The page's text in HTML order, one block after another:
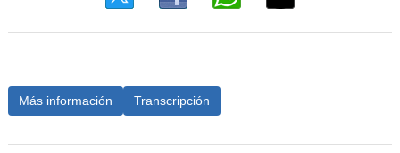
Más información Transcripción